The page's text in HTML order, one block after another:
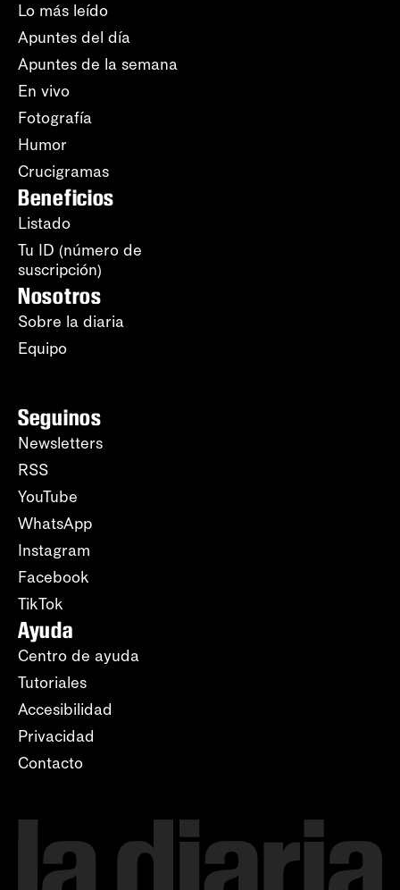
Lo más leído
Apuntes del día
Apuntes de la semana
En vivo
Fotografía
Humor
Crucigramas
Beneficios
Listado
Tu ID (número de
suscripción)
Nosotros
Sobre la diaria
Equipo
Seguinos
Newsletters
RSS
YouTube
WhatsApp
Instagram
Facebook
TikTok
Ayuda
Centro de ayuda
Tutoriales
Accesibilidad
Privacidad
Contacto